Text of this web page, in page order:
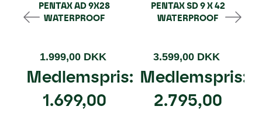
PENTAX AD 9X28
WATERPROOF
1.999,00 DKK
Medlemspris:
1.699,00
PENTAX SD 9 X 42
WATERPROOF
3.599,00 DKK
Medlemspris:
2.795,00